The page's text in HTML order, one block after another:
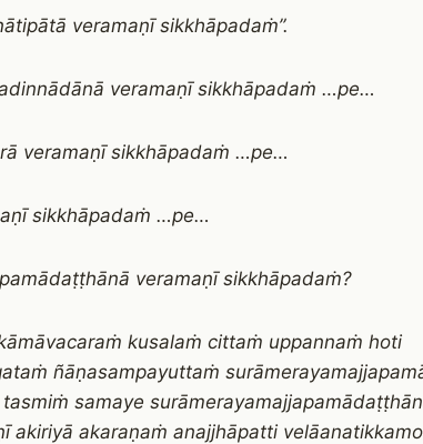
veramaṇī sikkhāpadaṁ”.
veramaṇī sikkhāpadaṁ …pe…
veramaṇī sikkhāpadaṁ …pe…
sikkhāpadaṁ …pe…
veramaṇī sikkhāpadaṁ?
kusalaṁ cittaṁ uppannaṁ hoti
ñāṇasampayuttaṁ
samaye
akiriyā akaraṇaṁ anajjhāpatti